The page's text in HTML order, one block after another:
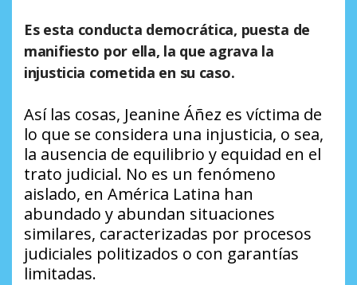
Es esta conducta democrática, puesta de
manifiesto por ella, la que agrava la
injusticia cometida en su caso.
Así las cosas, Jeanine Áñez es víctima de
lo que se considera una injusticia, o sea,
la ausencia de equilibrio y equidad en el
trato judicial. No es un fenómeno
aislado, en América Latina han
abundado y abundan situaciones
similares, caracterizadas por procesos
judiciales politizados o con garantías
limitadas.